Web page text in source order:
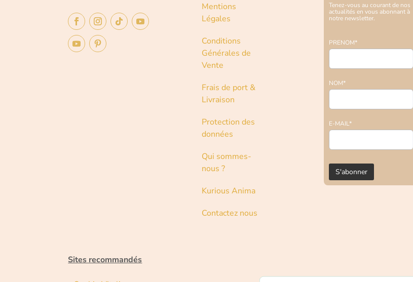
Mentions
Légales
Conditions
Générales de
Vente
Frais de port &
Livraison
Protection des
données
Qui sommes-
nous ?
Kurious Anima
Contactez nous
Tenez-vous au courant de nos
actualités en vous abonnant à
notre newsletter.
PRENOM*
NOM*
E-MAIL*
Sites recommandés